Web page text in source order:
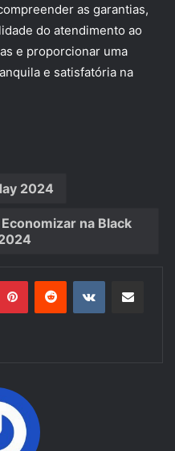
as garantias,
do atendimento ao
e proporcionar uma
e satisfatória na
2024
na Black
PinterestReddit VK